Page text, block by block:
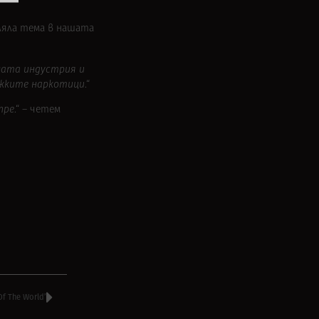
тема в нашата
индустрия и
наркотици.“
.“ – четем
The World’